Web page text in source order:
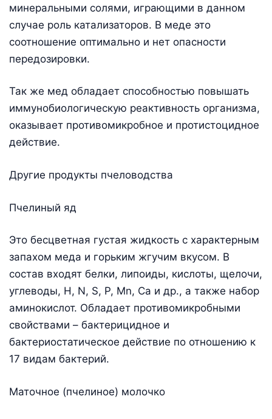
минеральными солями, играющими в данном
случае роль катализаторов. В меде это
соотношение оптимально и нет опасности
передозировки.
Так же мед обладает способностью повышать
иммунобиологическую реактивность организма,
оказывает противомикробное и протистоцидное
действие.
Другие продукты пчеловодства
Пчелиный яд
Это бесцветная густая жидкость с характерным
запахом меда и горьким жгучим вкусом. В
состав входят белки, липоиды, кислоты, щелочи,
углеводы, H, N, S, P, Mn, Ca и др., а также набор
аминокислот. Обладает противомикробными
свойствами – бактерицидное и
бактериостатическое действие по отношению к
17 видам бактерий.
Маточное (пчелиное) молочко